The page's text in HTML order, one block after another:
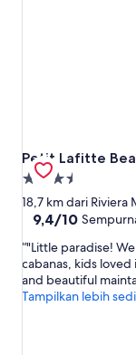
Petit Lafitte
Petit Lafitte
Properti
bintang
3.5
18,7 km dari Riviera
9.4
10,
Sempurna,
(814
ulasan)
9,4/10
"Little paradise!
cabanas, kids
and beautiful
Tampilkan lebih